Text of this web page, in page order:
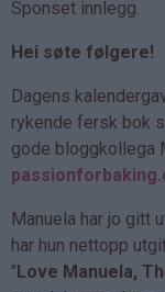
Sponset innlegg.
Hei søte følgere!
Dagens
rykende fersk bok
gode bloggkollega
Manuela har jo gitt
har hun nettopp
"Love Manuela,